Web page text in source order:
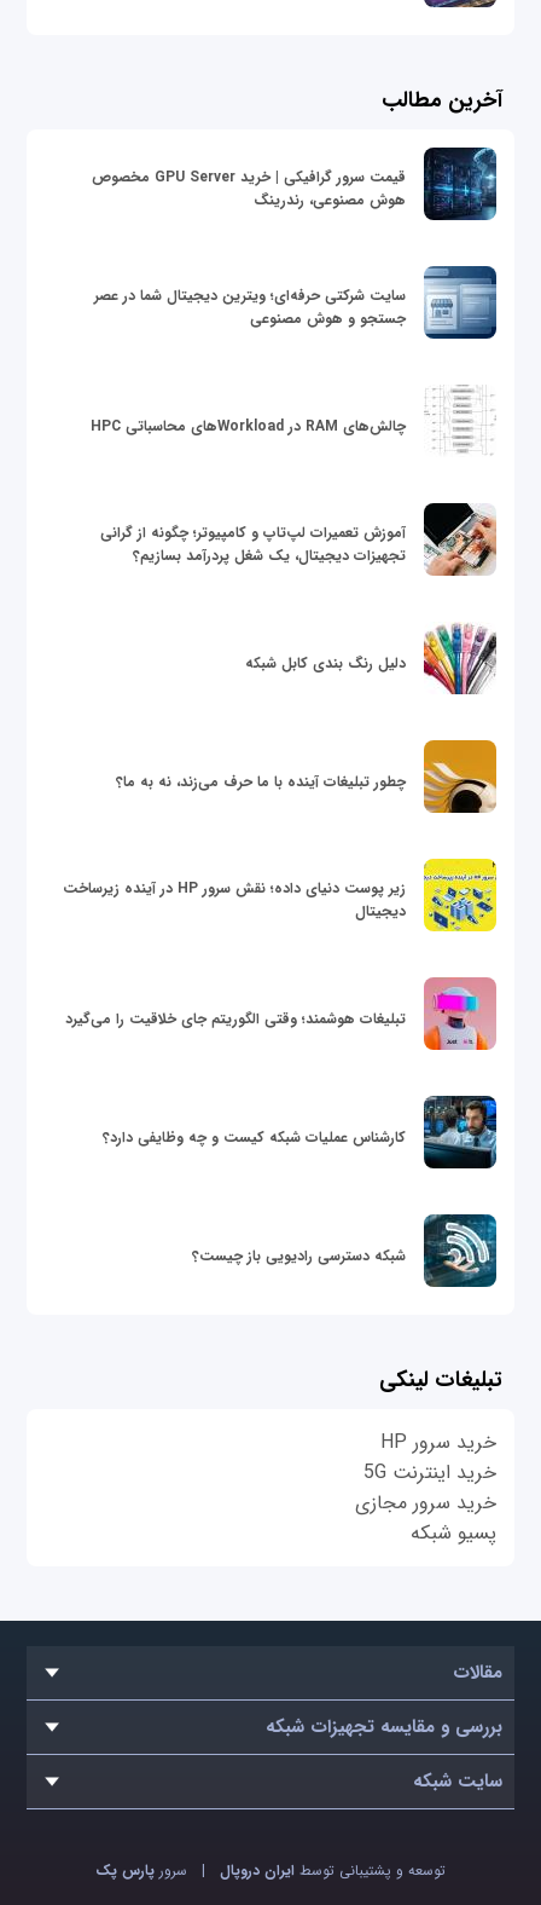
آخرین مطالب
قیمت سرور گرافیکی | خرید GPU Server مخصوص
هوش مصنوعی، رندرینگ
سایت شرکتی حرفه‌ای؛ ویترین دیجیتال شما در عصر
جستجو و هوش مصنوعی
چالش‌های RAM در Workloadهای محاسباتی HPC
آموزش تعمیرات لپ‌تاپ و کامپیوتر؛ چگونه از گرانی
تجهیزات دیجیتال، یک شغل پردرآمد بسازیم؟
دلیل رنگ بندی کابل شبکه
چطور تبلیغات آینده با ما حرف می‌زند، نه به ما؟
زیر پوست دنیای داده؛ نقش سرور HP در آینده زیرساخت
دیجیتال
تبلیغات هوشمند؛ وقتی الگوریتم جای خلاقیت را می‌گیرد
کارشناس عملیات شبکه کیست و چه وظایفی دارد؟
شبکه دسترسی رادیویی باز چیست؟
تبلیغات لینکی
خرید سرور HP
خرید اینترنت 5G
خرید سرور مجازی
پسیو شبکه
مقالات
بررسی و مقایسه تجهیزات شبکه
سایت شبکه
توسعه و پشتیبانی توسط ایران دروپال| سرور پارس پک